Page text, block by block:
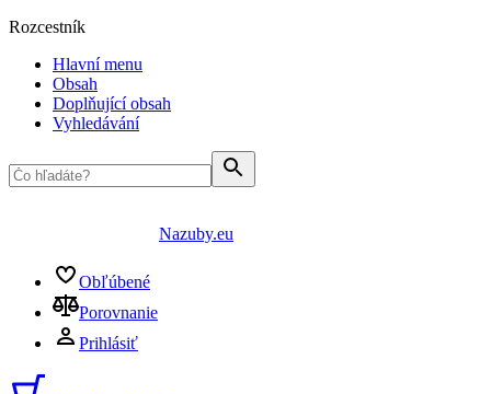
Rozcestník
Hlavní menu
Obsah
Doplňující obsah
Vyhledávání
Nazuby.eu
Obľúbené
Porovnanie
Prihlásiť